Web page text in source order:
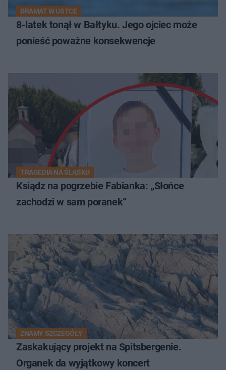
DRAMAT W USTCE
8-latek tonął w Bałtyku. Jego ojciec może
ponieść poważne konsekwencje
TRAGEDIA NA ŚLĄSKU
Ksiądz na pogrzebie Fabianka: „Słońce
zachodzi w sam poranek”
ZNAMY SZCZEGÓŁY
Zaskakujący projekt na Spitsbergenie.
Organek da wyjątkowy koncert